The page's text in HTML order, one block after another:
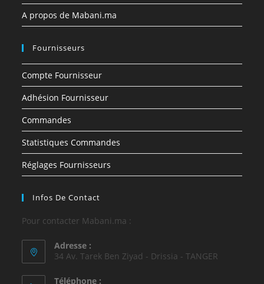
A propos de Mabani.ma
Fournisseurs
Compte Fournisseur
Adhésion Fournisseur
Commandes
Statistiques Commandes
Réglages Fournisseurs
Infos De Contact
Pour contacter Mabani.ma :
Adresse :
34 Av. Tarek Ben Ziyad - Drissia - TANGER
Téléphone :